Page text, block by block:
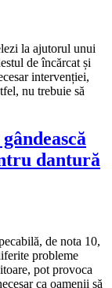
la ajutorul unui
de încărcat și
intervenției,
nu trebuie să
dantură
de nota 10,
probleme
pot provoca
ca oamenii să